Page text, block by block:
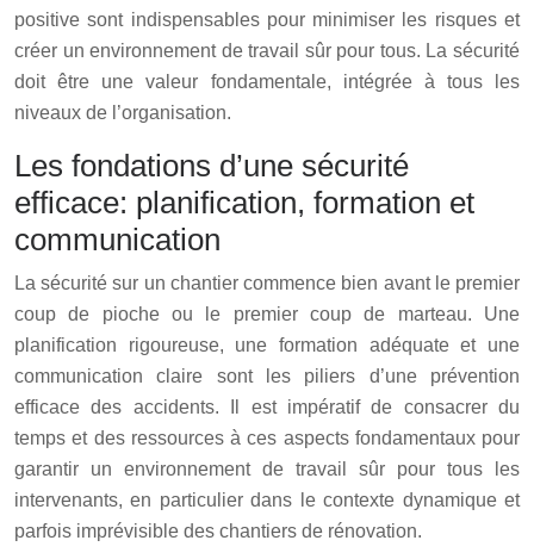
positive sont indispensables pour minimiser les risques et
créer un environnement de travail sûr pour tous. La sécurité
doit être une valeur fondamentale, intégrée à tous les
niveaux de l’organisation.
Les fondations d’une sécurité
efficace: planification, formation et
communication
La sécurité sur un chantier commence bien avant le premier
coup de pioche ou le premier coup de marteau. Une
planification rigoureuse, une formation adéquate et une
communication claire sont les piliers d’une prévention
efficace des accidents. Il est impératif de consacrer du
temps et des ressources à ces aspects fondamentaux pour
garantir un environnement de travail sûr pour tous les
intervenants, en particulier dans le contexte dynamique et
parfois imprévisible des chantiers de rénovation.